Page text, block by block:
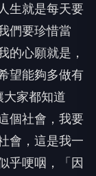
生就是每天要
們要珍惜當
的心願就是，
望能夠多做有
家都知道
個社會，我要
會，這是我一
乎哽咽，「因